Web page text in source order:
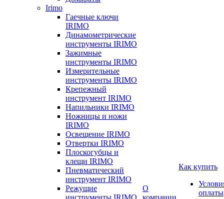
Irimo
Гаечные ключи
IRIMO
Динамометрические
инструменты IRIMO
Зажимные
инструменты IRIMO
Измерительные
инструменты IRIMO
Крепежный
инструмент IRIMO
Напильники IRIMO
Ножницы и ножи
IRIMO
Освещение IRIMO
Отвертки IRIMO
Плоскогубцы и
клещи IRIMO
Пневматический
инструмент IRIMO
Режущие
инструменты IRIMO
О
компании
Как купить
оплаты